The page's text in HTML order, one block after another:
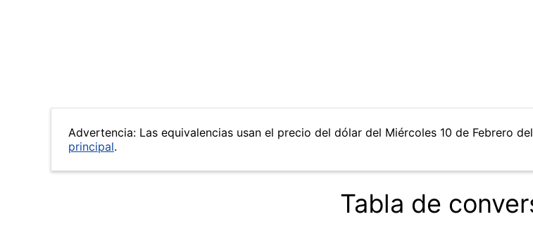
Advertencia: Las equivalencias usan el precio del dólar del Miércoles 10 de Febrero
principal.
Tabla de